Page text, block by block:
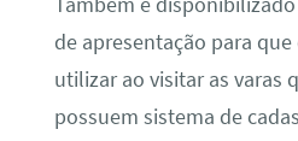
de apresentação para
utilizar ao visitar as varas
possuem sistema de